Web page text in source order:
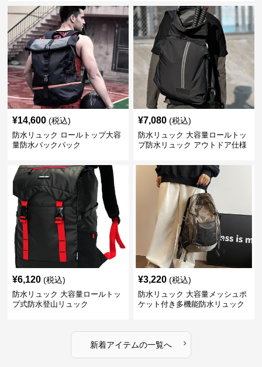
¥14,600 (税込)
防水リュック ロールトップ大容
量防水バックパック
¥7,080 (税込)
防水リュック 大容量ロールトッ
プ防水リュック アウトドア仕様
¥6,120 (税込)
防水リュック 大容量ロールトッ
プ式防水登山リュック
¥3,220 (税込)
防水リュック 大容量メッシュポ
ケット付き多機能防水リュック
新着アイテムの一覧へ ›